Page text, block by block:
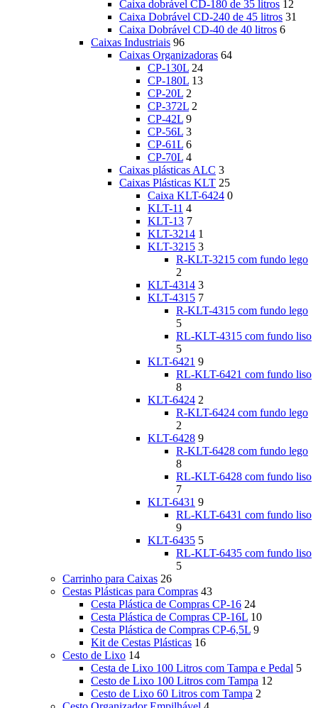
Caixa dobrável CD-180 de 35 litros 12
Caixa Dobrável CD-240 de 45 litros 31
Caixa Dobrável CD-40 de 40 litros 6
Caixas Industriais 96
Caixas Organizadoras 64
CP-130L 24
CP-180L 13
CP-20L 2
CP-372L 2
CP-42L 9
CP-56L 3
CP-61L 6
CP-70L 4
Caixas plásticas ALC 3
Caixas Plásticas KLT 25
Caixa KLT-6424 0
KLT-11 4
KLT-13 7
KLT-3214 1
KLT-3215 3
R-KLT-3215 com fundo lego
2
KLT-4314 3
KLT-4315 7
R-KLT-4315 com fundo lego
5
RL-KLT-4315 com fundo liso
5
KLT-6421 9
RL-KLT-6421 com fundo liso
8
KLT-6424 2
R-KLT-6424 com fundo lego
2
KLT-6428 9
R-KLT-6428 com fundo lego
8
RL-KLT-6428 com fundo liso
7
KLT-6431 9
RL-KLT-6431 com fundo liso
9
KLT-6435 5
RL-KLT-6435 com fundo liso
5
Carrinho para Caixas 26
Cestas Plásticas para Compras 43
Cesta Plástica de Compras CP-16 24
Cesta Plástica de Compras CP-16L 10
Cesta Plástica de Compras CP-6,5L 9
Kit de Cestas Plásticas 16
Cesto de Lixo 14
Cesta de Lixo 100 Litros com Tampa e Pedal 5
Cesto de Lixo 100 Litros com Tampa 12
Cesto de Lixo 60 Litros com Tampa 2